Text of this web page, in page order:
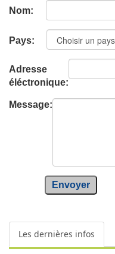
Nom:
Pays:
Adresse
éléctronique:
Message:
Envoyer
Les dernières infos